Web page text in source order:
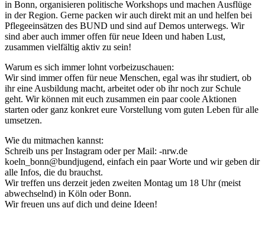
in Bonn, organisieren politische Workshops und machen Ausflüge
in der Region. Gerne packen wir auch direkt mit an und helfen bei
Pflegeeinsätzen des BUND und sind auf Demos unterwegs. Wir
sind aber auch immer offen für neue Ideen und haben Lust,
zusammen vielfältig aktiv zu sein!
Warum es sich immer lohnt vorbeizuschauen:
Wir sind immer offen für neue Menschen, egal was ihr studiert, ob
ihr eine Ausbildung macht, arbeitet oder ob ihr noch zur Schule
geht. Wir können mit euch zusammen ein paar coole Aktionen
starten oder ganz konkret eure Vorstellung vom guten Leben für alle
umsetzen.
Wie du mitmachen kannst:
Schreib uns per Instagram oder per Mail: ed.wrn-
dnegujdnub@nnob_nleok, einfach ein paar Worte und wir geben dir
alle Infos, die du brauchst.
Wir treffen uns derzeit jeden zweiten Montag um 18 Uhr (meist
abwechselnd) in Köln oder Bonn.
Wir freuen uns auf dich und deine Ideen!